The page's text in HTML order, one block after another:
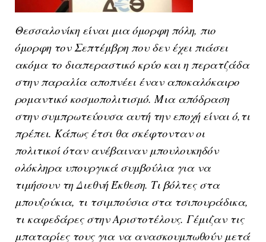
Θεσσαλονίκη είναι μια όμορφη πόλη, πιο
όμορφη τον Σεπτέμβρη που δεν έχει πιάσει
ακόμα το διαπεραστικό κρύο και η περατζάδα
στην παραλία αποπνέει έναν αποκαλόκαιρο
ρομαντικό κοσμοπολιτισμό. Μια απόδραση
στην συμπρωτεύουσα αυτή την εποχή είναι ό,τι
πρέπει. Κάπως έτσι θα σκέφτονταν οι
πολιτικοί όταν ανέβαιναν μπουλουκηδόν
ολόκληρα υπουργικά συμβούλια για να
τιμήσουν τη Διεθνή Έκθεση. Τι βόλτες στα
μπουζούκια, τι τσιμπούσια στα τσιπουράδικα,
τι καφεδάρες στην Αριστοτέλους. Γέμιζαν τις
μπαταρίες τους για να ανασκουμπωθούν μετά